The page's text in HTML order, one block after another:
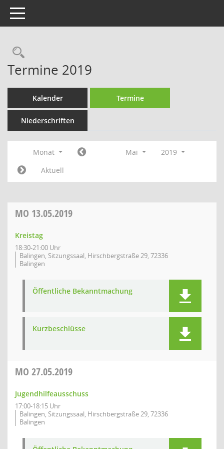
Toggle navigation
Rechercheauswahl
Termine 2019
Kalender Termine
Niederschriften
Monat Mai
2019
Aktuell
MO 13.05.2019
Kreistag
18:30-21:00 Uhr
Balingen, Sitzungssaal, Hirschbergstraße 29, 72336
Balingen
Öffentliche Bekanntmachung
Kurzbeschlüsse
MO 27.05.2019
Jugendhilfeausschuss
17:00-18:15 Uhr
Balingen, Sitzungssaal, Hirschbergstraße 29, 72336
Balingen